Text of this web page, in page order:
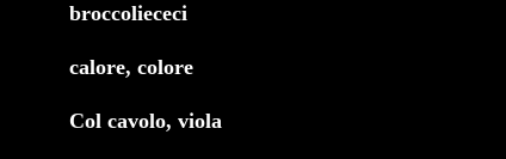
broccoliececi
calore, colore
Col cavolo, viola